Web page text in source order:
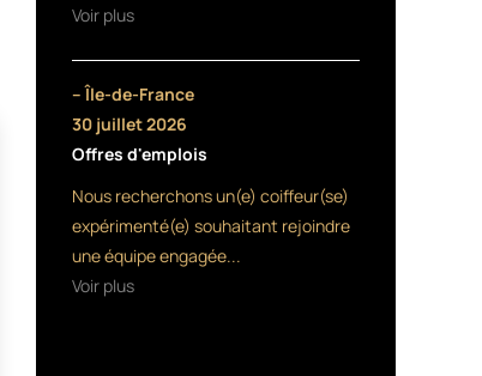
Voir plus
– Île-de-France
30 juillet 2026
Offres d'emplois
Nous recherchons un(e) coiffeur(se)
expérimenté(e) souhaitant rejoindre
une équipe engagée...
Voir plus